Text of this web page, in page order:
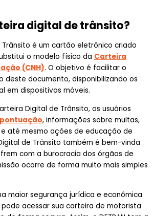
digital de trânsito?
é um cartão eletrônico criado
o modelo físico da Carteira
(CNH). O objetivo é facilitar o
deste documento, disponibilizando os
em dispositivos móveis.
Digital de Trânsito, os usuários
, informações sobre multas,
até mesmo ações de educação de
de Trânsito também é bem-vinda
com a burocracia dos órgãos de
ocorre de forma muito mais simples
maior segurança jurídica e econômica
acessar sua carteira de motorista